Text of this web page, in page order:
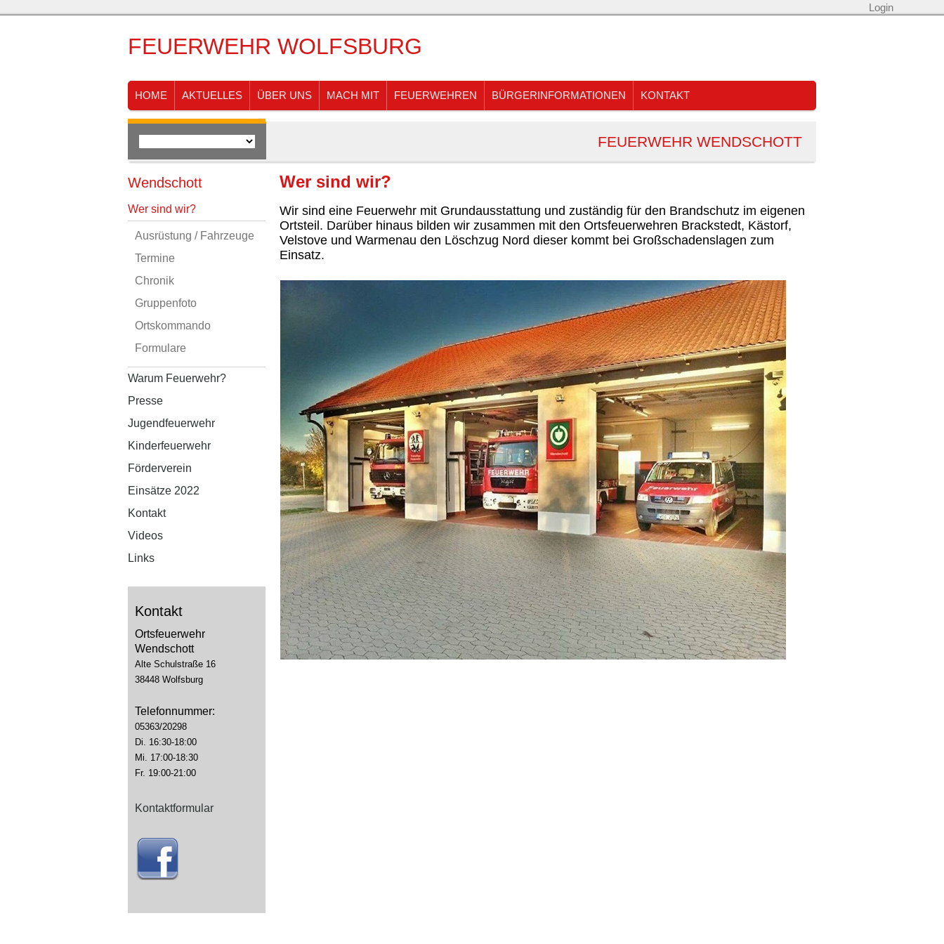
Login
FEUERWEHR WOLFSBURG
HOME AKTUELLES ÜBER UNS MACH MIT FEUERWEHREN BÜRGERINFORMATIONEN KONTAKT
FEUERWEHR WENDSCHOTT
Wer sind wir?
Wir sind eine Feuerwehr mit Grundausstattung und zuständig für den Brandschutz im eigenen
Ortsteil. Darüber hinaus bilden wir zusammen mit den Ortsfeuerwehren Brackstedt, Kästorf,
Velstove und Warmenau den Löschzug Nord dieser kommt bei Großschadenslagen zum
Einsatz.
Wendschott
Wer sind wir?
Ausrüstung / Fahrzeuge
Termine
Chronik
Gruppenfoto
Ortskommando
Formulare
Warum Feuerwehr?
Presse
Jugendfeuerwehr
Kinderfeuerwehr
Förderverein
Einsätze 2022
Kontakt
Videos
Links
Kontakt
Ortsfeuerwehr
Wendschott
Alte Schulstraße 16
38448 Wolfsburg
Telefonnummer:
05363/20298
Di. 16:30-18:00
Mi. 17:00-18:30
Fr. 19:00-21:00
Kontaktformular